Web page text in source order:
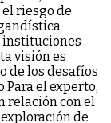
riesgo de
instituciones
visión es
de los desafíos
el experto,
relación con el
de